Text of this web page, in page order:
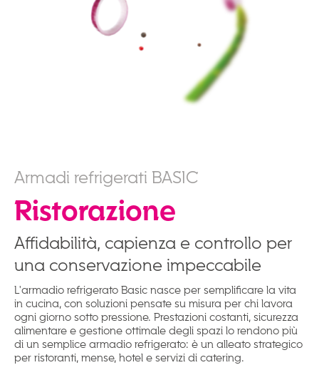
Armadi refrigerati BASIC
Ristorazione
Affidabilità, capienza e controllo per
una conservazione impeccabile
L'armadio refrigerato Basic nasce per semplificare la vita
in cucina, con soluzioni pensate su misura per chi lavora
ogni giorno sotto pressione. Prestazioni costanti, sicurezza
alimentare e gestione ottimale degli spazi lo rendono più
di un semplice armadio refrigerato: è un alleato strategico
per ristoranti, mense, hotel e servizi di catering.